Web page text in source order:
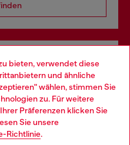
bieten, verwendet diese
und ähnliche
wählen, stimmen Sie
zu. Für weitere
Präferenzen klicken Sie
Sie unsere
Richtlinie.
Angebot, online und
website, but it seems you